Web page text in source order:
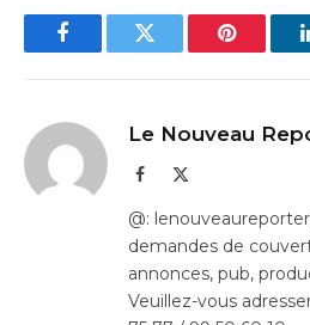
FacebookTwitter Pinterest
Le Nouveau
Facebook
@:
demandes de
annonces, pub,
Veuillez-vous